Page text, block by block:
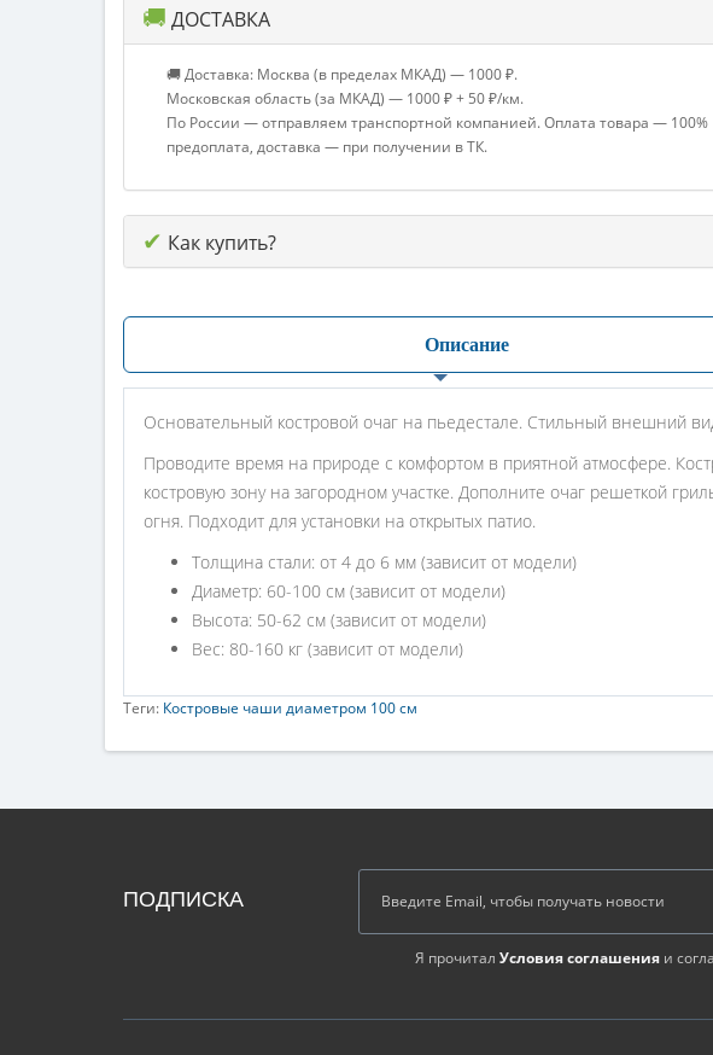
🚚 ДОСТАВКА
🚚 Доставка: Москва (в пределах МКАД) — 1000 ₽.
Московская область (за МКАД) — 1000 ₽ + 50 ₽/км.
По России — отправляем транспортной компанией. Оплата товара — 100%
предоплата, доставка — при получении в ТК.
✔ Как купить?
Описание
Основательный костровой очаг на пьедестале. Стильный внешний
Проводите время на природе с комфортом в приятной атмосфере.
костровую зону на загородном участке. Дополните очаг решеткой
огня. Подходит для установки на открытых патио.
Толщина стали: от 4 до 6 мм (зависит от модели)
Диаметр: 60-100 см (зависит от модели)
Высота: 50-62 см (зависит от модели)
Вес: 80-160 кг (зависит от модели)
Теги: Костровые чаши диаметром 100 см
ПОДПИСКА
Я прочиталУсловия соглашения и